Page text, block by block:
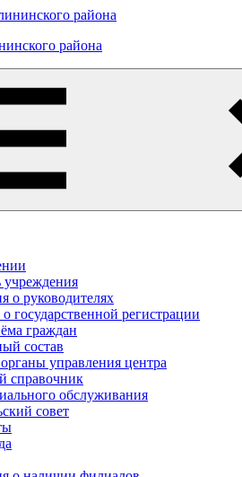
района
учреждения
о руководителях
государственной регистрации
граждан
состав
управления центра
справочник
обслуживания
совет